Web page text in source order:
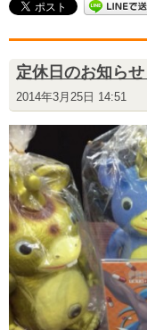
定休日のお知ら
2014年3月25日 14:51